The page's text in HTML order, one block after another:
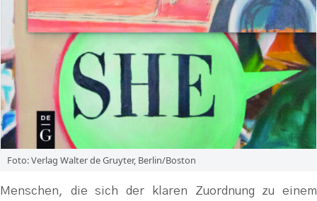
Foto: Verlag Walter de Gruyter, Berlin/Boston
Menschen, die sich der klaren Zuordnung zu einem